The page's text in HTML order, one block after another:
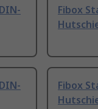
Fibox
Fibox